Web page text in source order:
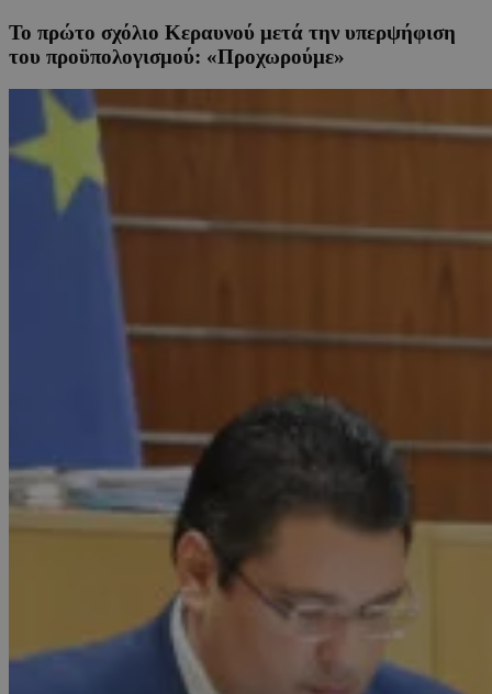
Το πρώτο σχόλιο Κεραυνού μετά την υπερψήφιση
του προϋπολογισμού: «Προχωρούμε»